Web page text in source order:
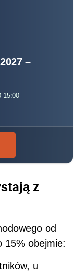
–
15:00
z
od
15% obejmie:
u